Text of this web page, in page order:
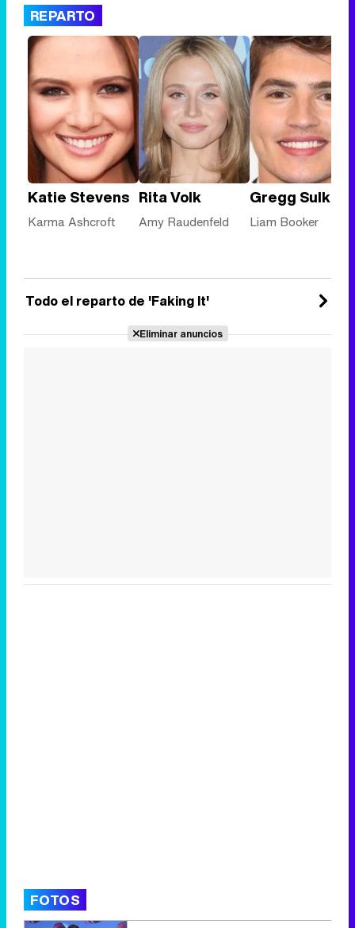
REPARTO
Katie Stevens
Karma Ashcroft
Rita Volk
Amy Raudenfeld
Gregg Sulkin
Liam Booker
Todo el reparto de 'Faking It'
Eliminar anuncios
FOTOS